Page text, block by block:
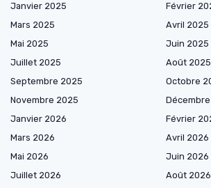
Janvier 2025
Février
Mars 2025
Avril 2025
Mai 2025
Juin 2025
Juillet 2025
Août 2025
Septembre 2025
Octobre
Novembre 2025
Janvier 2026
Février
Mars 2026
Avril 2026
Mai 2026
Juin 2026
Juillet 2026
Août 2026